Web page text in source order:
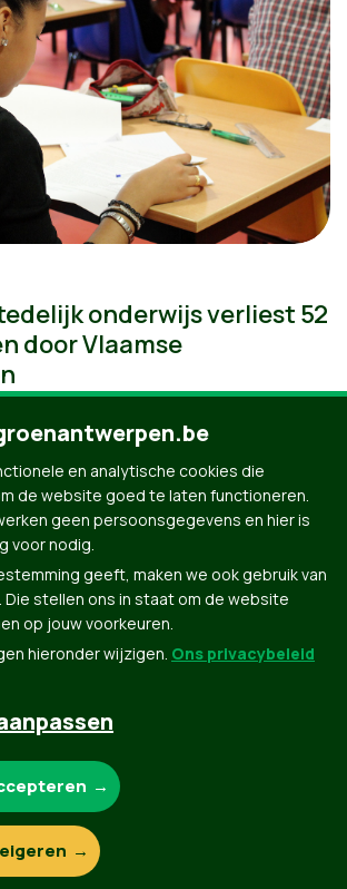
onderwijs verliest 52
door Vlaamse
met NationBuilder
Privacybeleid
en analytische cookies die
de website goed te laten functioneren.
geen persoonsgegevens en hier is
voor nodig.
geeft, maken we ook gebruik van
stellen ons in staat om de website
op jouw voorkeuren.
hieronder wijzigen. Ons privacybeleid
cookies: